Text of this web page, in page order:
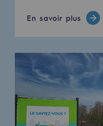
En savoir plus